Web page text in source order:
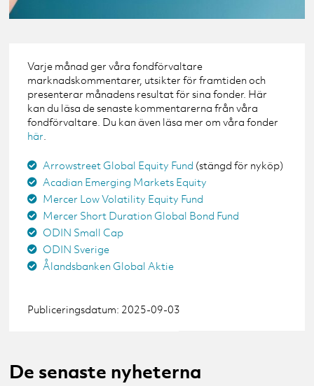
Varje månad ger våra fondförvaltare
marknadskommentarer, utsikter för framtiden och
presenterar månadens resultat för sina fonder. Här
kan du läsa de senaste kommentarerna från våra
fondförvaltare. Du kan även läsa mer om våra fonder
här
Arrowstreet Global Equity Fund (stängd för nyköp)
Acadian Emerging Markets Equity
Mercer Low Volatility Equity Fund
Mercer Short Duration Global Bond Fund
ODIN Small Cap
ODIN Sverige
Ålandsbanken Global Aktie
Publiceringsdatum: 2025-09-03
De senaste nyheterna